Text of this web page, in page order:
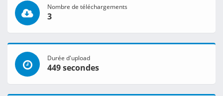
Nombre de téléchargements
3
Durée d'upload
449 secondes